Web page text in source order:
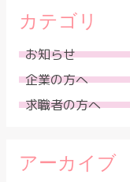
カテゴリ
お知らせ
企業の方へ
求職者の方へ
アーカイブ